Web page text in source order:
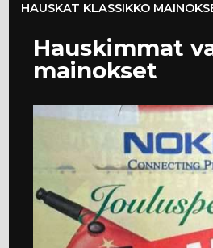
HAUSKAT KLASSIKKO
Hauskimmat
mainokset